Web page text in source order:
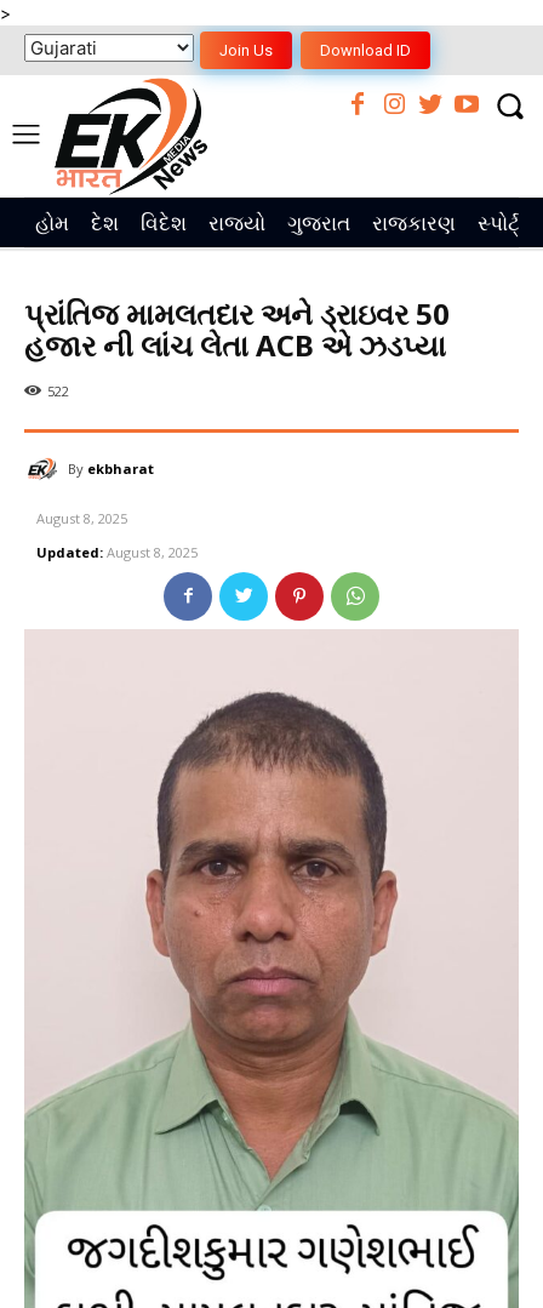
>
Join Us Download ID
હોમ દેશ વિદેશ રાજ્યો ગુજરાત રાજકારણ સ્પોર્ટ્સ
પ્રાંતિજ મામલતદાર અને ડ્રાઇવર 50
હજાર ની લાંચ લેતા ACB એ ઝડપ્યા
522
By ekbharat
August 8, 2025
Updated: August 8, 2025